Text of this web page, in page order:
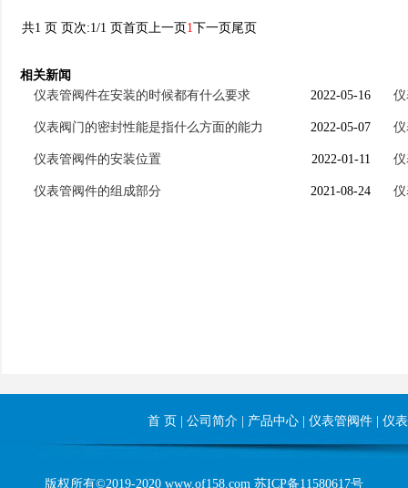
共1 页 页次:1/1 页首页上一页1下一页尾页
相关新闻
仪表管阀件在安装的时候都有什么要求
2022-05-16
仪表阀门的密封性能是指什么方面的能力 2022-05-07
仪表管阀件的安装位置 2022-01-11
仪表管阀件的组成部分 2021-08-24
首 页 公司简介| 产品中心| 仪表管阀件| 仪
版权所有©2019-2020 www.of158.com 苏ICP备11580617号